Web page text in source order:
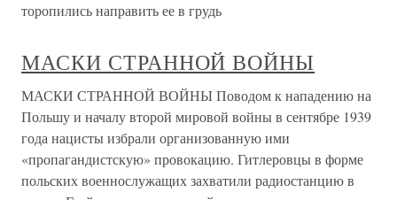
торопились направить ее в грудь
МАСКИ СТРАННОЙ ВОЙНЫ
МАСКИ СТРАННОЙ ВОЙНЫ Поводом к нападению на
Польшу и началу второй мировой войны в сентябре 1939
года нацисты избрали организованную ими
«пропагандистскую» провокацию. Гитлеровцы в форме
польских военнослужащих захватили радиостанцию в